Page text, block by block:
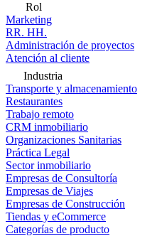
Rol
Marketing
RR. HH.
Administración de proyectos
Atención al cliente
Industria
Transporte y almacenamiento
Restaurantes
Trabajo remoto
CRM inmobiliario
Organizaciones Sanitarias
Práctica Legal
Sector inmobiliario
Empresas de Consultoría
Empresas de Viajes
Empresas de Construcción
Tiendas y eCommerce
Categorías de producto